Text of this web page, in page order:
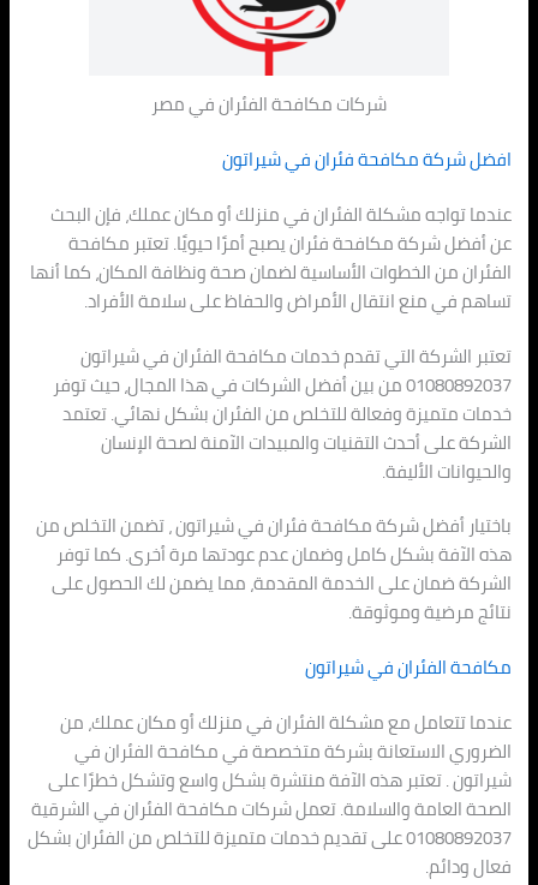
شركات مكافحة الفئران في مصر
افضل شركة مكافحة فئران في شيراتون
عندما تواجه مشكلة الفئران في منزلك أو مكان عملك، فإن البحث
عن أفضل شركة مكافحة فئران يصبح أمرًا حيويًا. تعتبر مكافحة
الفئران من الخطوات الأساسية لضمان صحة ونظافة المكان، كما أنها
تساهم في منع انتقال الأمراض والحفاظ على سلامة الأفراد.
تعتبر الشركة التي تقدم خدمات مكافحة الفئران في شيراتون
01080892037 من بين أفضل الشركات في هذا المجال، حيث توفر
خدمات متميزة وفعالة للتخلص من الفئران بشكل نهائي. تعتمد
الشركة على أحدث التقنيات والمبيدات الآمنة لصحة الإنسان
والحيوانات الأليفة.
باختيار أفضل شركة مكافحة فئران في شيراتون ، تضمن التخلص من
هذه الآفة بشكل كامل وضمان عدم عودتها مرة أخرى. كما توفر
الشركة ضمان على الخدمة المقدمة، مما يضمن لك الحصول على
نتائج مرضية وموثوقة.
مكافحة الفئران في شيراتون
عندما تتعامل مع مشكلة الفئران في منزلك أو مكان عملك، من
الضروري الاستعانة بشركة متخصصة في مكافحة الفئران في
شيراتون . تعتبر هذه الآفة منتشرة بشكل واسع وتشكل خطرًا على
الصحة العامة والسلامة. تعمل شركات مكافحة الفئران في الشرقية
01080892037 على تقديم خدمات متميزة للتخلص من الفئران بشكل
فعال ودائم.